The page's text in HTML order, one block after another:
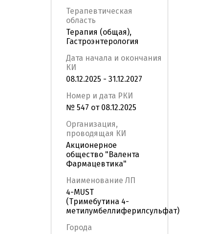
Терапевтическая
область
Терапия (общая),
Гастроэнтерология
Дата начала и окончания
КИ
08.12.2025 - 31.12.2027
Номер и дата РКИ
№ 547 от 08.12.2025
Организация,
проводящая КИ
Акционерное
общество "Валента
Фармацевтика"
Наименование ЛП
4-MUST
(Тримебутина 4-
метилумбеллиферилсульфат)
Города